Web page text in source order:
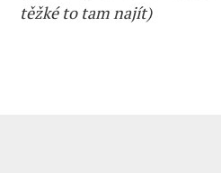
těžké to tam najít)